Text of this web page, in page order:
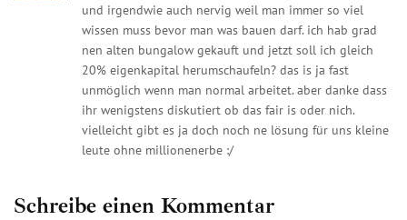
und irgendwie auch nervig weil man immer so viel
wissen muss bevor man was bauen darf. ich hab grad
nen alten bungalow gekauft und jetzt soll ich gleich
20% eigenkapital herumschaufeln? das is ja fast
unmöglich wenn man normal arbeitet. aber danke dass
ihr wenigstens diskutiert ob das fair is oder nich.
vielleicht gibt es ja doch noch ne lösung für uns kleine
leute ohne millionenerbe :/
Schreibe einen Kommentar